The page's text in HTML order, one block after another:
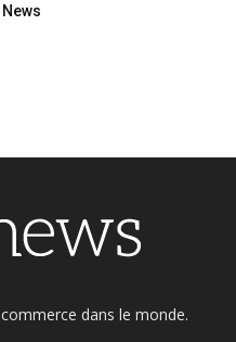
News
dans le monde.